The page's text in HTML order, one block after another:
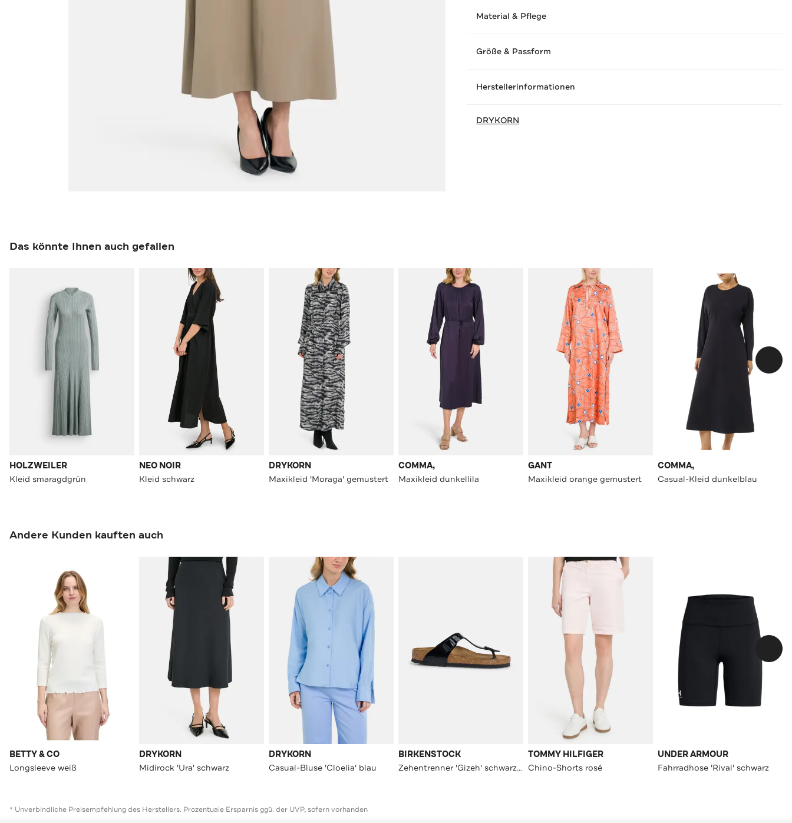
Material & Pflege
Größe & Passform
Herstellerinformationen
DRYKORN
Das könnte Ihnen auch gefallen
HOLZWEILER
Kleid smaragdgrün
NEO NOIR
Kleid schwarz
DRYKORN
Maxikleid 'Moraga' gemustert
COMMA,
Maxikleid dunkellila
GANT
Maxikleid orange gemustert
COMMA,
Casual-Kleid dunkelblau
Andere Kunden kauften auch
BETTY & CO
Longsleeve weiß
DRYKORN
Midirock 'Ura' schwarz
DRYKORN
Casual-Bluse 'Cloelia' blau
BIRKENSTOCK
Zehentrenner 'Gizeh' schwarz unisex
TOMMY HILFIGER
Chino-Shorts rosé
UNDER ARMOUR
Fahrradhose 'Rival' schwarz
* Unverbindliche Preisempfehlung des Herstellers. Prozentuale Ersparnis ggü. der UVP, sofern vorhanden